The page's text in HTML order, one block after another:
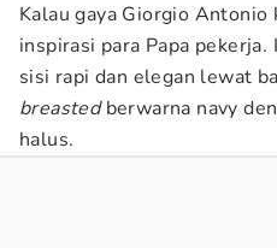
Kalau gaya Giorgio Antonio
inspirasi para Papa
sisi rapi dan elegan lewat
breastedberwarna navy
halus.